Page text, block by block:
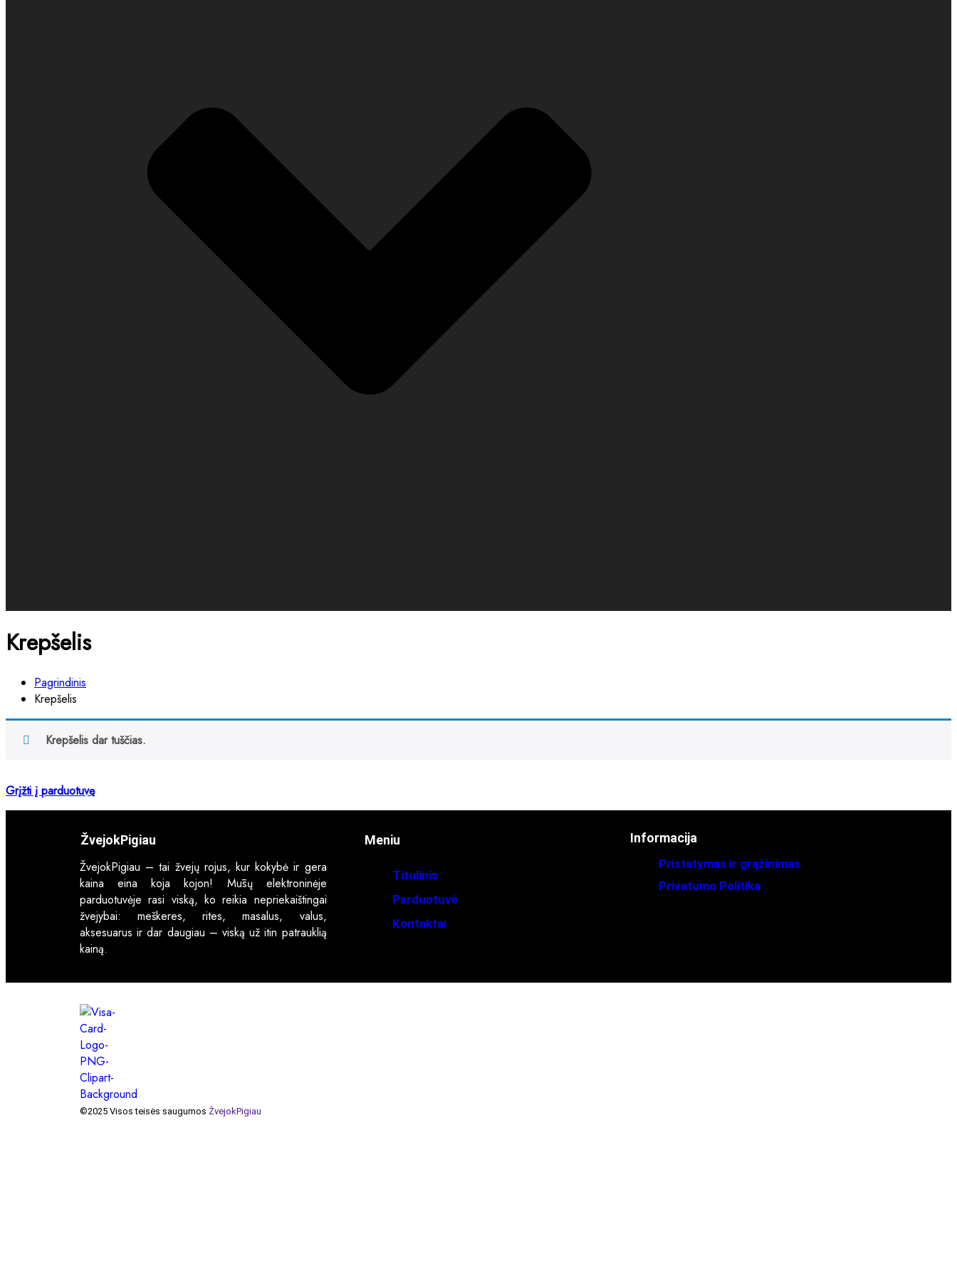
Krepšelis
Pagrindinis
Krepšelis
Krepšelis dar tuščias.
Grįžti į parduotuvę
ŽvejokPigiau
ŽvejokPigiau – tai žvejų rojus, kur kokybė ir gera
kaina eina koja kojon! Mūsų elektroninėje
parduotuvėje rasi viską, ko reikia nepriekaištingai
žvejybai: meškeres, rites, masalus, valus,
aksesuarus ir dar daugiau – viską už itin patrauklią
kainą.
Meniu
Titulinis
Parduotuvė
Kontaktai
Informacija
Pristatymas ir grąžinimas
Privatumo Politika
©2025 Visos teisės saugumos ŽvejokPigiau